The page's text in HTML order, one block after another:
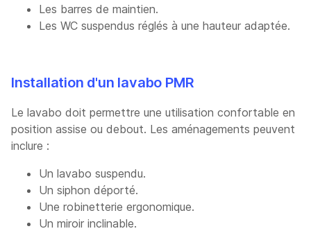
Les barres de maintien.
Les WC suspendus réglés à une hauteur adaptée.
Installation d'un lavabo PMR
Le lavabo doit permettre une utilisation confortable en
position assise ou debout. Les aménagements peuvent
inclure :
Un lavabo suspendu.
Un siphon déporté.
Une robinetterie ergonomique.
Un miroir inclinable.